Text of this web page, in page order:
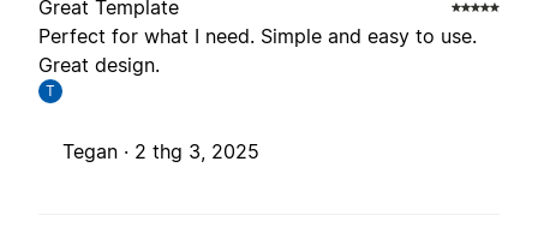
Great Template
Perfect for what I need. Simple and easy to use.
Great design.
T
Tegan · 2 thg 3, 2025